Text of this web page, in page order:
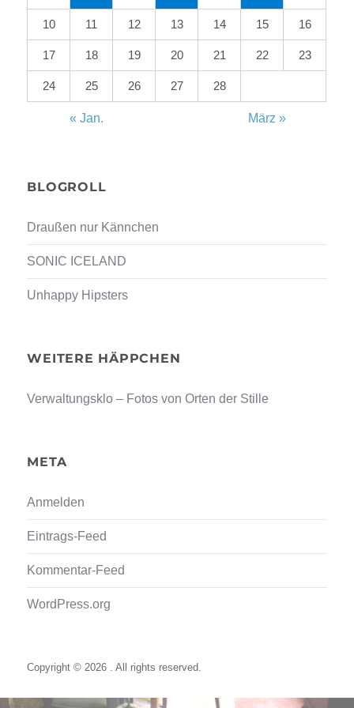
10 11 12 13 14 15 16
17 18 19 20 21 22 23
24 25 26 27 28
« Jan. März »
BLOGROLL
Draußen nur Kännchen
SONIC ICELAND
Unhappy Hipsters
WEITERE HÄPPCHEN
Verwaltungsklo – Fotos von Orten der Stille
META
Anmelden
Eintrags-Feed
Kommentar-Feed
WordPress.org
Copyright © 2026 . All rights reserved.